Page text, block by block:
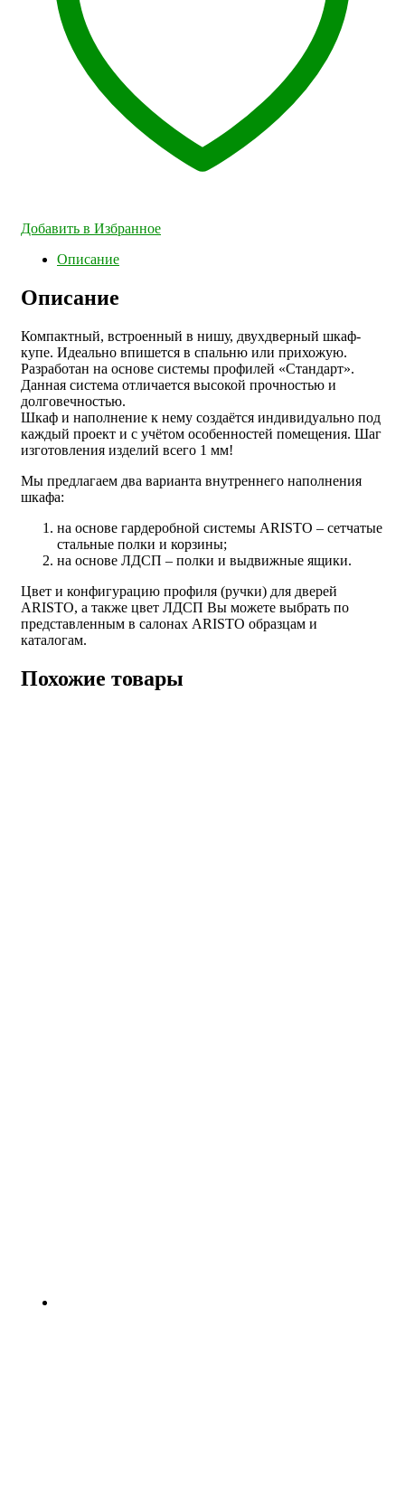
Добавить в Избранное
Описание
Описание
Компактный, встроенный в нишу, двухдверный шкаф-
купе. Идеально впишется в спальню или прихожую.
Разработан на основе системы профилей «Стандарт».
Данная система отличается высокой прочностью и
долговечностью.
Шкаф и наполнение к нему создаётся индивидуально под
каждый проект и с учётом особенностей помещения. Шаг
изготовления изделий всего 1 мм!
Мы предлагаем два варианта внутреннего наполнения
шкафа:
на основе гардеробной системы ARISTO – сетчатые
стальные полки и корзины;
на основе ЛДСП – полки и выдвижные ящики.
Цвет и конфигурацию профиля (ручки) для дверей
ARISTO, а также цвет ЛДСП Вы можете выбрать по
представленным в салонах ARISTO образцам и
каталогам.
Похожие товары